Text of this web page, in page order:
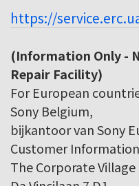
https://
(Information Only -
Repair Facility)
For European
Sony Belgium,
bijkantoor van Sony
Customer
The Corporate Village